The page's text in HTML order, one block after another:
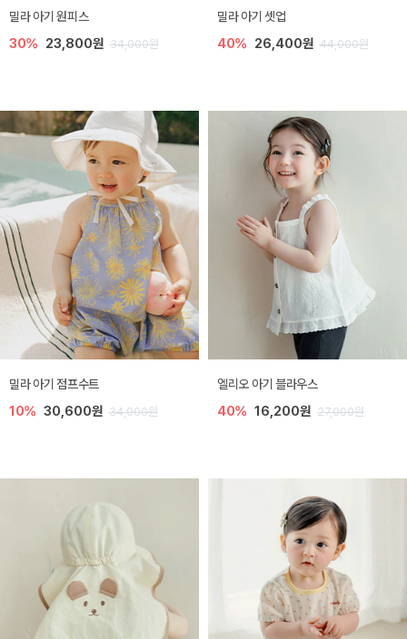
밀라 아기 원피스
30% 23,800원 34,000원
밀라 아기 셋업
40% 26,400원 44,000원
밀라 아기 점프수트
10% 30,600원 34,000원
엘리오 아기 블라우스
40% 16,200원 27,000원